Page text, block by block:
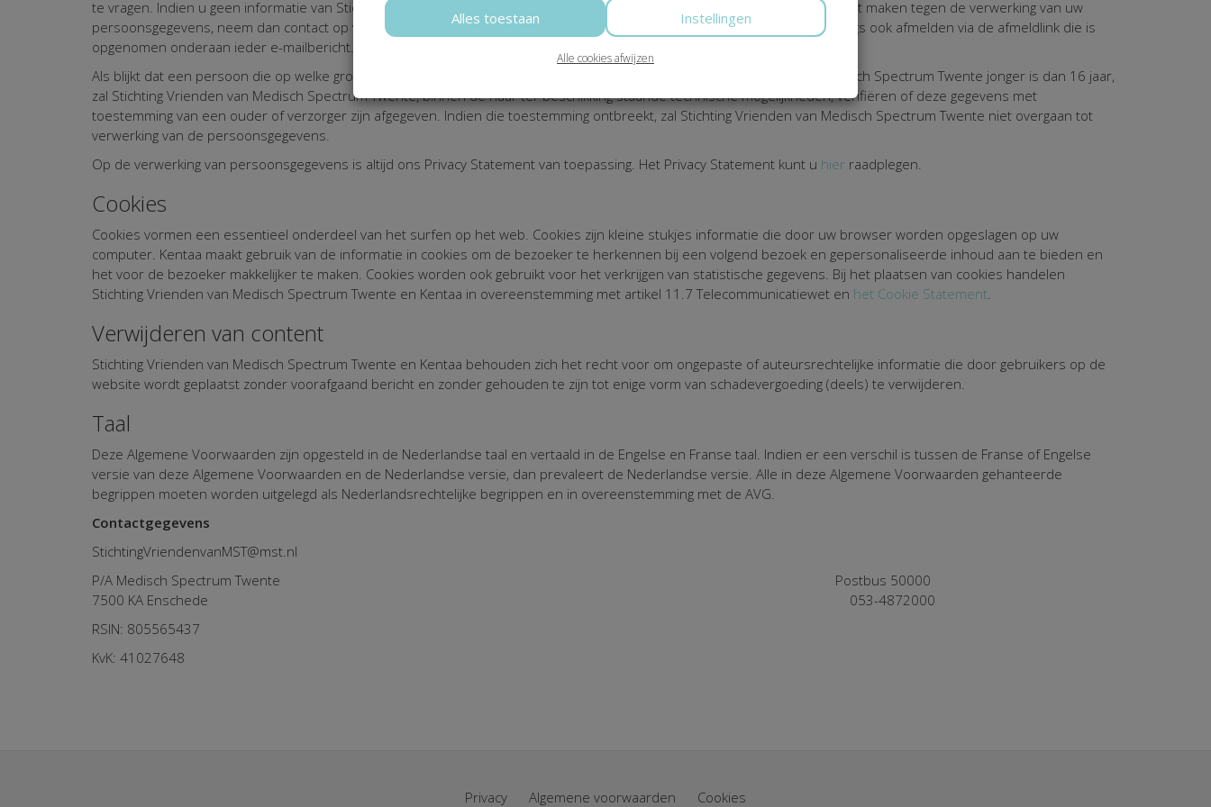
te vragen. Indien u geen informatie van Stichting Vrienden van Medisch Spectrum Twente wenst te ontvangen of bezwaar wilt maken tegen de verwerking van uw
persoonsgegevens, neem dan contact op via: StichtingVriendenvanMST@mst.nl. U kunt zich voor nieuwsbrieven en e-mailings ook afmelden via de afmeldlink die is
opgenomen onderaan ieder e-mailbericht.
Als blijkt dat een persoon die op welke grond ook persoonsgegevens achterlaat op de website Stichting Vrienden van Medisch Spectrum Twente jonger is dan 16 jaar,
zal Stichting Vrienden van Medisch Spectrum Twente, binnen de haar ter beschikking staande technische mogelijkheden, verifiëren of deze gegevens met
toestemming van een ouder of verzorger zijn afgegeven. Indien die toestemming ontbreekt, zal Stichting Vrienden van Medisch Spectrum Twente niet overgaan tot
verwerking van de persoonsgegevens.
Op de verwerking van persoonsgegevens is altijd ons Privacy Statement van toepassing. Het Privacy Statement kunt u hier raadplegen.
Cookies
Cookies vormen een essentieel onderdeel van het surfen op het web. Cookies zijn kleine stukjes informatie die door uw browser worden opgeslagen op uw
computer. Kentaa maakt gebruik van de informatie in cookies om de bezoeker te herkennen bij een volgend bezoek en gepersonaliseerde inhoud aan te bieden en
het voor de bezoeker makkelijker te maken. Cookies worden ook gebruikt voor het verkrijgen van statistische gegevens. Bij het plaatsen van cookies handelen
Stichting Vrienden van Medisch Spectrum Twente en Kentaa in overeenstemming met artikel 11.7 Telecommunicatiewet en het Cookie Statement
Verwijderen van content
Stichting Vrienden van Medisch Spectrum Twente en Kentaa behouden zich het recht voor om ongepaste of auteursrechtelijke informatie die door gebruikers op de
website wordt geplaatst zonder voorafgaand bericht en zonder gehouden te zijn tot enige vorm van schadevergoeding (deels) te verwijderen.
Taal
Deze Algemene Voorwaarden zijn opgesteld in de Nederlandse taal en vertaald in de Engelse en Franse taal. Indien er een verschil is tussen de Franse of Engelse
versie van deze Algemene Voorwaarden en de Nederlandse versie, dan prevaleert de Nederlandse versie. Alle in deze Algemene Voorwaarden gehanteerde
begrippen moeten worden uitgelegd als Nederlandsrechtelijke begrippen en in overeenstemming met de AVG.
Contactgegevens
StichtingVriendenvanMST@mst.nl
P/A Medisch Spectrum Twente Postbus 50000
7500 KA Enschede 053-4872000
RSIN: 805565437
KvK: 41027648
Privacy Algemene voorwaarden Cookies
Alles toestaan Instellingen
Alle cookies afwijzen